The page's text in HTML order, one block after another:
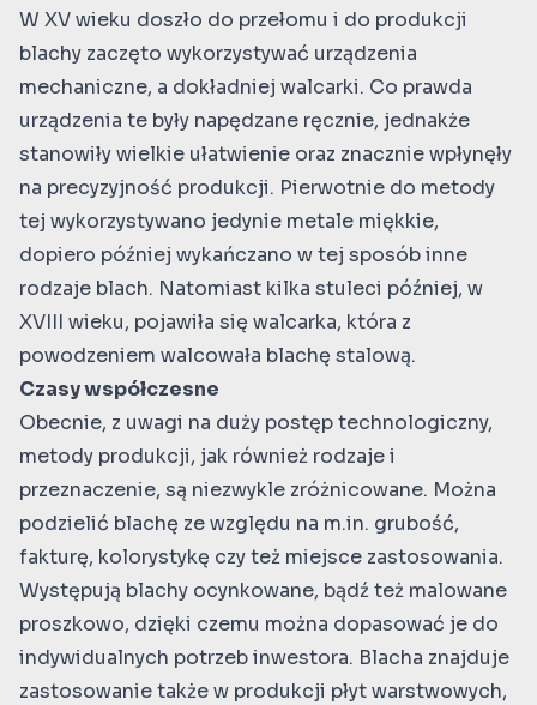
W XV wieku doszło do przełomu i do produkcji
blachy zaczęto wykorzystywać urządzenia
mechaniczne, a dokładniej walcarki. Co prawda
urządzenia te były napędzane ręcznie, jednakże
stanowiły wielkie ułatwienie oraz znacznie wpłynęły
na precyzyjność produkcji. Pierwotnie do metody
tej wykorzystywano jedynie metale miękkie,
dopiero później wykańczano w tej sposób inne
rodzaje blach. Natomiast kilka stuleci później, w
XVIII wieku, pojawiła się walcarka, która z
powodzeniem walcowała blachę stalową.
Czasy współczesne
Obecnie, z uwagi na duży postęp technologiczny,
metody produkcji, jak również rodzaje i
przeznaczenie, są niezwykle zróżnicowane. Można
podzielić blachę ze względu na m.in. grubość,
fakturę, kolorystykę czy też miejsce zastosowania.
Występują blachy ocynkowane, bądź też malowane
proszkowo, dzięki czemu można dopasować je do
indywidualnych potrzeb inwestora. Blacha znajduje
zastosowanie także w produkcji płyt warstwowych,